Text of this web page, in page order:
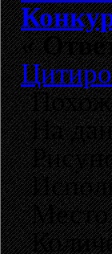
«
На
Место